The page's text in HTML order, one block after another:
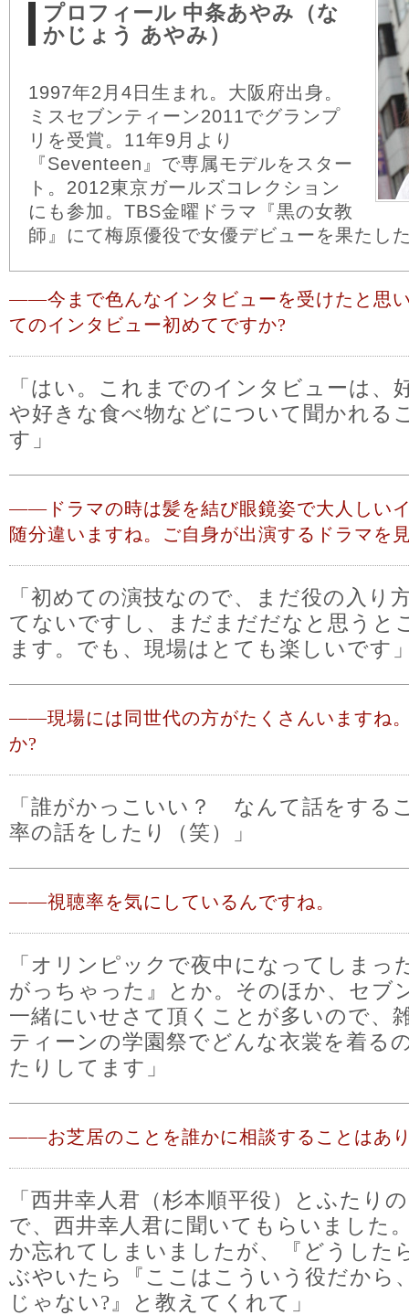
プロフィール 中条あやみ（な
かじょう あやみ）
1997年2月4日生まれ。大阪府出身。
ミスセブンティーン2011でグランプ
リを受賞。11年9月より
『Seventeen』で専属モデルをスター
ト。2012東京ガールズコレクション
にも参加。TBS金曜ドラマ『黒の女教
師』にて梅原優役で女優デビューを果たし
――今まで色んなインタビューを受けたと思
てのインタビュー初めてですか?
「はい。これまでのインタビューは、
や好きな食べ物などについて聞かれる
す」
―― ドラマの時は髪を結び眼鏡姿で大人しい
随分違いますね。ご自身が出演するドラマを
「初めての演技なので、まだ役の入り
てないですし、まだまだだなと思うと
ます。でも、現場はとても楽しいです
――現場には同世代の方がたくさんいますね
か?
「誰がかっこいい？ なんて話をする
率の話をしたり（笑）」
――視聴率を気にしているんですね。
「オリンピックで夜中になってしまっ
がっちゃった』とか。そのほか、セブ
一緒にいせさて頂くことが多いので、
ティーンの学園祭でどんな衣裳を着る
たりしてます」
――お芝居のことを誰かに相談することはあ
「西井幸人君（杉本順平役）とふたり
で、西井幸人君に聞いてもらいました
か忘れてしまいましたが、『どうした
ぶやいたら『ここはこういう役だから
じゃない?』と教えてくれて」